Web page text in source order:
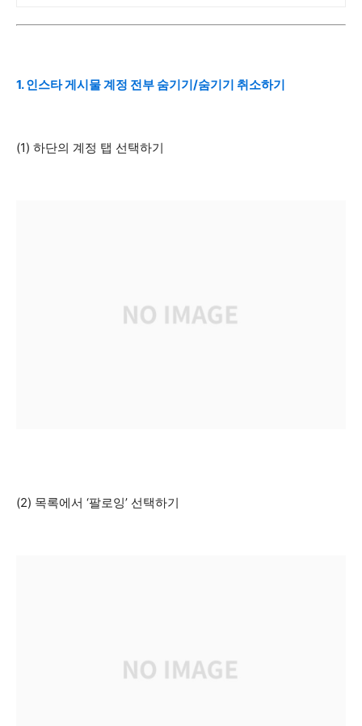
1. 인스타 게시물 계정 전부 숨기기/숨기기 취소하기
(1) 하단의 계정 탭 선택하기
(2) 목록에서 ‘팔로잉’ 선택하기